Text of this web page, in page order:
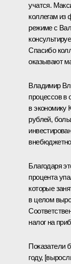
учатся.
коллегам из
режиме с
Спасибо
оказывают
Владимир
процессов в
в экономику
рублей, бо
Благодаря
процента
которые
в целом
налог на
Показатели
году,